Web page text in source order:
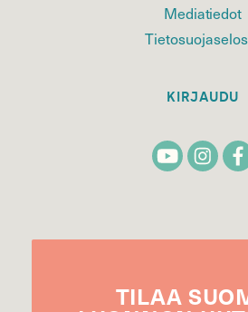
Mediatiedot
KIRJAUDU
TILAA